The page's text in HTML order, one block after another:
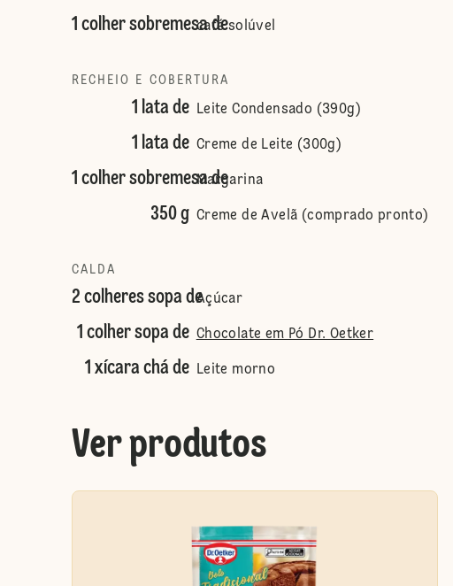
1 colher sobremesa decafé solúvel
RECHEIO E COBERTURA
1 lata de Leite Condensado (390g)
1 lata de Creme de Leite (300g)
1 colher sobremesa deMargarina
350 g Creme de Avelã (comprado pronto)
CALDA
2 colheres sopa deAçúcar
1 colher sopa de Chocolate em Pó Dr. Oetker
1 xícara chá de Leite morno
Ver produtos